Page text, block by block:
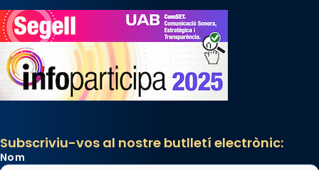
Subscriviu-vos al nostre butlletí electrònic:
Nom